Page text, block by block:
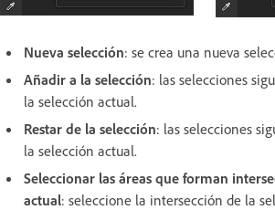
Nueva selección: se crea una nueva
Añadir a la selección: las selecciones
la selección actual.
Restar de la selección: las selecciones
la selección actual.
Seleccionar las áreas que forman
actual: seleccione la intersección de la